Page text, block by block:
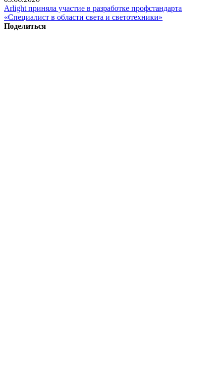
Arlight приняла участие в разработке профстандарта
«Специалист в области света и светотехники»
Поделиться